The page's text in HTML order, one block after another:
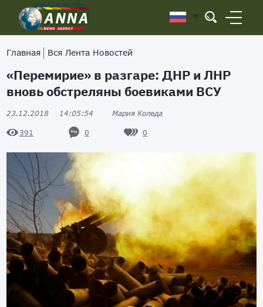
Главная Вся Лента Новостей
«Перемирие» в разгаре: ДНР и ЛНР
вновь обстреляны боевиками ВСУ
23.12.2018 14:05:54 Мария Коледа
391 0 0